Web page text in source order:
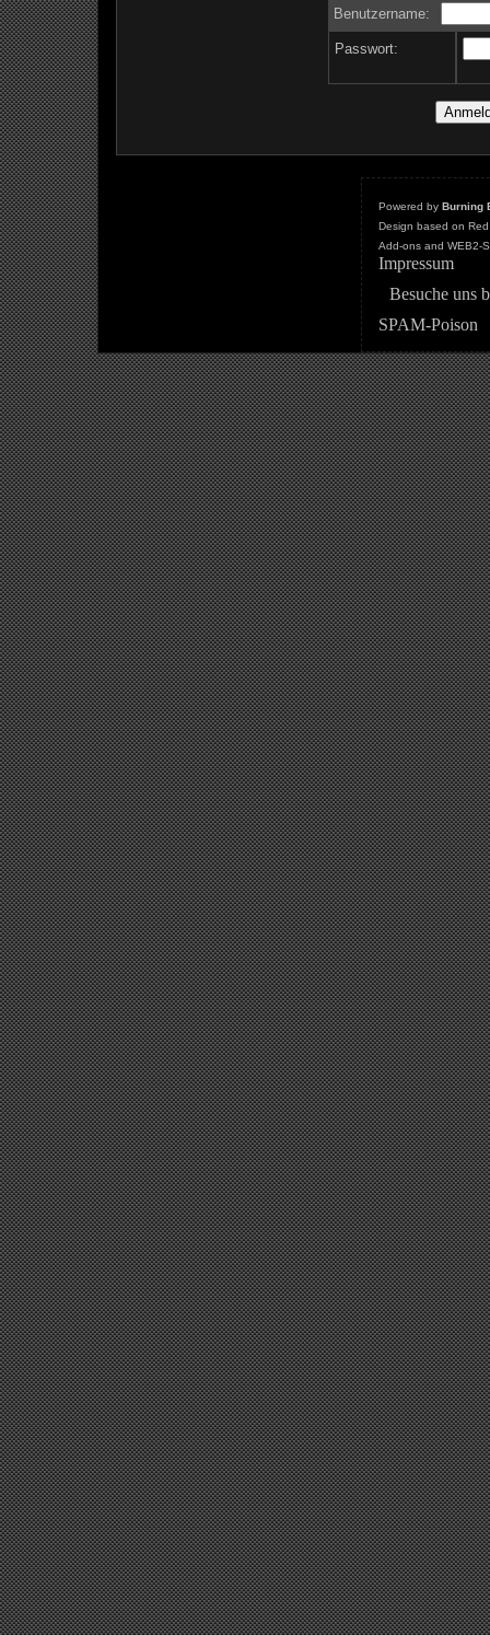
Benutzername:
Passwort:
Powered by Burning
Design based on
Add-ons and WEB2-
Impressum
Besuche uns
SPAM-Poison